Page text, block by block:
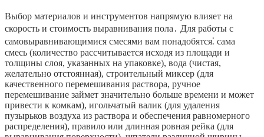
Выбор материалов и инструментов напрямую влияет на
скорость и стоимость выравнивания пола․ Для работы с
самовыравнивающимися смесями вам понадобятся⁚ сама
смесь (количество рассчитывается исходя из площади и
толщины слоя, указанных на упаковке), вода (чистая,
желательно отстоянная), строительный миксер (для
качественного перемешивания раствора, ручное
перемешивание займет значительно больше времени и может
привести к комкам), игольчатый валик (для удаления
пузырьков воздуха из раствора и обеспечения равномерного
распределения), правило или длинная ровная рейка (для